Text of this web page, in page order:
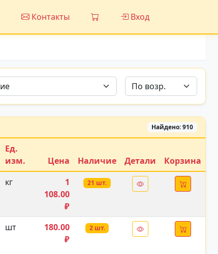
Контакты Вход
Найдено: 910
Ед.
изм.
Цена Наличие Детали Корзина
кг
1
108.00
₽
21 шт.
шт
180.00
₽
2 шт.